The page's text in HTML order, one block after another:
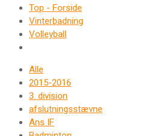
Top - Forside
Vinterbadning
Volleyball
Alle
2015-2016
3. division
afslutningsstævne
Ans IF